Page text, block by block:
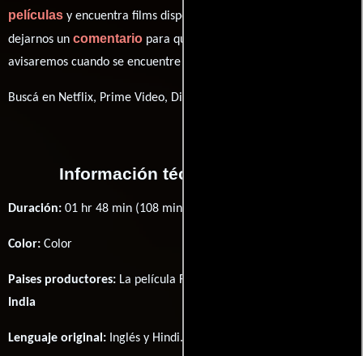
películas y encuentra films disponibles. También puedes
dejarnos un comentario para que le demos prioridad y te
avisaremos cuando se encuentre disponible
Buscá en Netflix, Prime Video, Disney+
Información técnica y general
Duración: 01 hr 48 min (108 minutos) .
Color: Color
Paises productores: La película Fire fué producida en
India
Lenguaje original: Inglés y Hindi.